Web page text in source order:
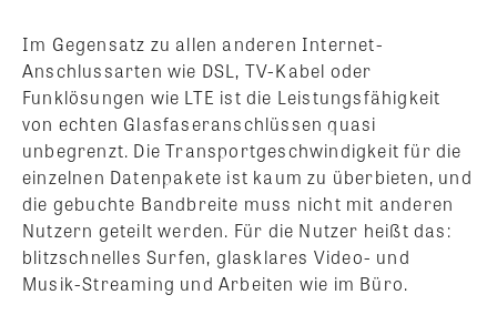
Im Gegensatz zu allen anderen Internet-
Anschlussarten wie DSL, TV-Kabel oder
Funklösungen wie LTE ist die Leistungsfähigkeit
von echten Glasfaseranschlüssen quasi
unbegrenzt. Die Transportgeschwindigkeit für die
einzelnen Datenpakete ist kaum zu überbieten, und
die gebuchte Bandbreite muss nicht mit anderen
Nutzern geteilt werden. Für die Nutzer heißt das:
blitzschnelles Surfen, glasklares Video- und
Musik-Streaming und Arbeiten wie im Büro.